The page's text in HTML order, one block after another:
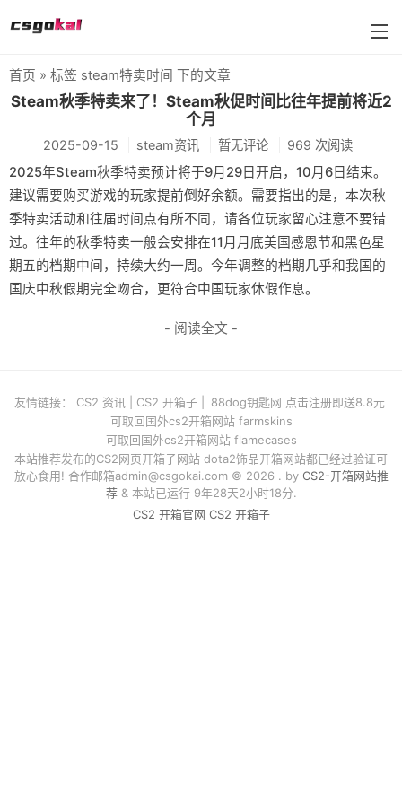
farmskins
88dog
flamecases
88hash-jp
首页 » 标签 steam特卖时间 下的文章
Steam秋季特卖来了！Steam秋促时间比往年提前将近2
个月
2025-09-15 steam资讯 暂无评论 969 次阅读
2025年Steam秋季特卖预计将于9月29日开启，10月6日结束。
建议需要购买游戏的玩家提前倒好余额。需要指出的是，本次秋
季特卖活动和往届时间点有所不同，请各位玩家留心注意不要错
过。往年的秋季特卖一般会安排在11月月底美国感恩节和黑色星
期五的档期中间，持续大约一周。今年调整的档期几乎和我国的
国庆中秋假期完全吻合，更符合中国玩家休假作息。
- 阅读全文 -
友情链接： CS2 资讯 CS2 开箱子
88dog钥匙网 点击注册即送8.8元
可取回国外cs2开箱网站 farmskins
可取回国外cs2开箱网站 flamecases
本站推荐发布的CS2网页开箱子网站 dota2饰品开箱网站都已经过验证可
放心食用! 合作邮箱admin@csgokai.com© 2026 . by CS2-开箱网站推
荐& 本站已运行 9年28天2小时18分.
CS2 开箱官网 CS2 开箱子